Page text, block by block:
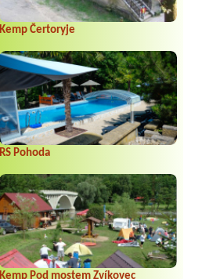
Kemp Čertoryje
RS Pohoda
Kemp Pod mostem Zvíkovec